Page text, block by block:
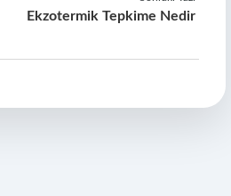
Ekzotermik Tepkime Nedir